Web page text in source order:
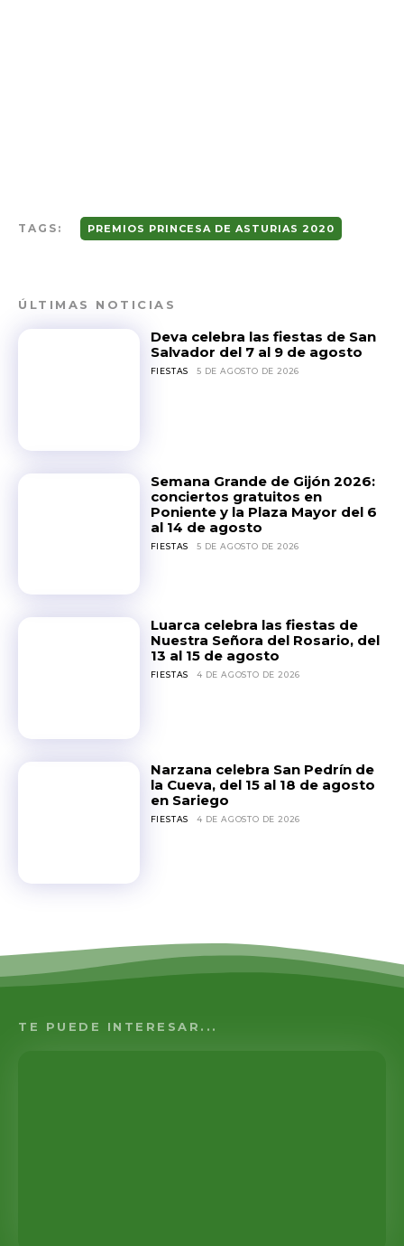
TAGS: PREMIOS PRINCESA DE ASTURIAS 2020
ÚLTIMAS NOTICIAS
Deva celebra las fiestas de San
Salvador del 7 al 9 de agosto
FIESTAS 5 DE AGOSTO DE 2026
Semana Grande de Gijón 2026:
conciertos gratuitos en
Poniente y la Plaza Mayor del 6
al 14 de agosto
FIESTAS 5 DE AGOSTO DE 2026
Luarca celebra las fiestas de
Nuestra Señora del Rosario, del
13 al 15 de agosto
FIESTAS 4 DE AGOSTO DE 2026
Narzana celebra San Pedrín de
la Cueva, del 15 al 18 de agosto
en Sariego
FIESTAS 4 DE AGOSTO DE 2026
TE PUEDE INTERESAR...